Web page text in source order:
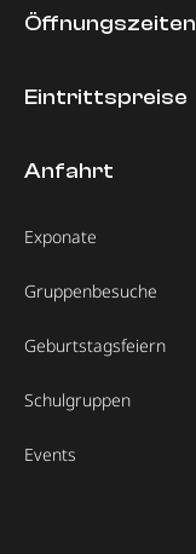
Öffnungszeiten
Eintrittspreise
Anfahrt
Exponate
Gruppenbesuche
Geburtstagsfeiern
Schulgruppen
Events